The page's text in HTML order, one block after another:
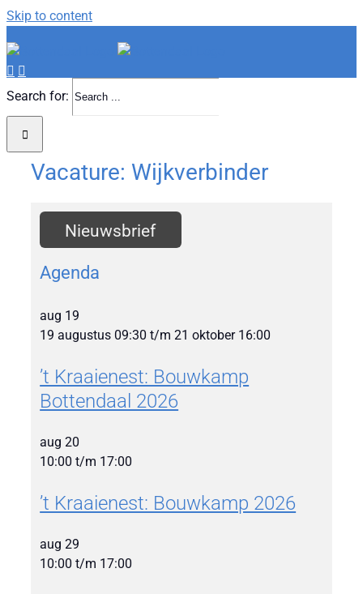
Skip to content
Search for:
Vacature: Wijkverbinder
Nieuwsbrief
Agenda
aug 19
19 augustus 09:30 t/m21 oktober 16:00
’t Kraaienest: Bouwkamp
Bottendaal 2026
aug20
10:00 t/m 17:00
’t Kraaienest: Bouwkamp 2026
aug29
10:00 t/m 17:00